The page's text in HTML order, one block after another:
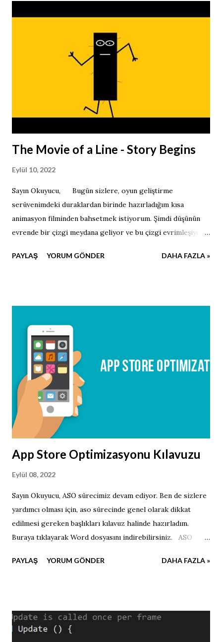
Uygulama Başlığı • Uygulama Altbaşlığı •
Uygulama için satınalma işlemleri • ...
The Movie of a Line - Story Begins
Eylül 10, 2022
Sayın Okuyucu, Bugün sizlere, oyun geliştirme
serüvenimdeki duraklardan birinde hazırladığım kısa
animasyon filminden bahsetmek istiyorum. Şimdi düşünün
evrende bir çizgi meydana geliyor ve bu çizgi evrimleşiyor.
çizginin başına gelmeyen kalmıyor. Umarım beğenirsiniz.
PAYLAŞ YORUM GÖNDER DAHA FAZLA »
App Store Optimizasyonu Kılavuzu
Eylül 08, 2022
Sayın Okuyucu, ASO sürecimiz devam ediyor. Ben de sizlere
yardımcı olması için, aso sürecinde genel olarak dikkat
edilmesi gereken başlıkları kılavuz halinde hazırladım.
Buraya tıklayarak Word dosyasını indirebilirsiniz. ASO
yolda takıldığınız tüm engeller sizi daha da
PAYLAŞ YORUM GÖNDER DAHA FAZLA »